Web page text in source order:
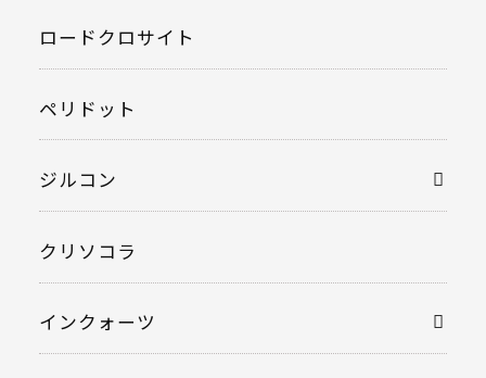
ロードクロサイト
ペリドット
ジルコン
クリソコラ
インクォーツ